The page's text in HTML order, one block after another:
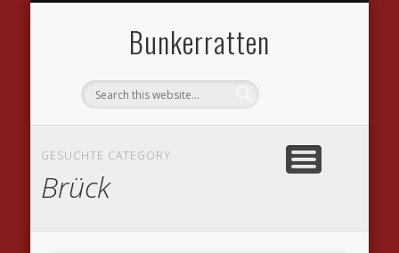
Bunkerratten
GESUCHTE CATEGORY
Brück